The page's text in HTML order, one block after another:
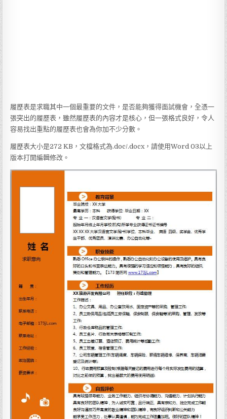
履歷表是求職其中一個最重要的文件，是否能夠獲得面試機會，全憑一
張突出的履歷表，雖然履歷表的內容才是核心，但一張格式良好，令人
容易找出重點的履歷表也會為你加不少分數。
履歷表大小是272 KB，文檔格式為.doc/.docx，請使用Word 03以上
版本打開編輯修改。